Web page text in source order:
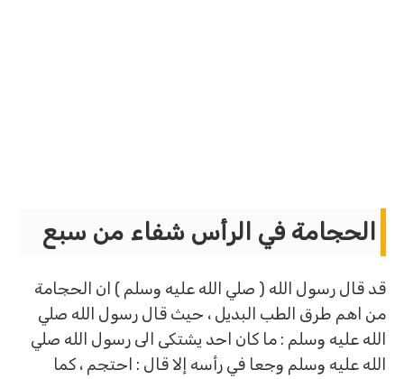
الحجامة في الرأس شفاء من سبع
قد قال رسول الله ( صلي الله عليه وسلم ) ان الحجامة
من اهم طرق الطب البديل ، حيث قال رسول الله صلي
الله عليه وسلم : ما كان احد يشتكى الى رسول الله صلي
الله عليه وسلم وجعا في رأسه إلا قال : احتجم ، كما